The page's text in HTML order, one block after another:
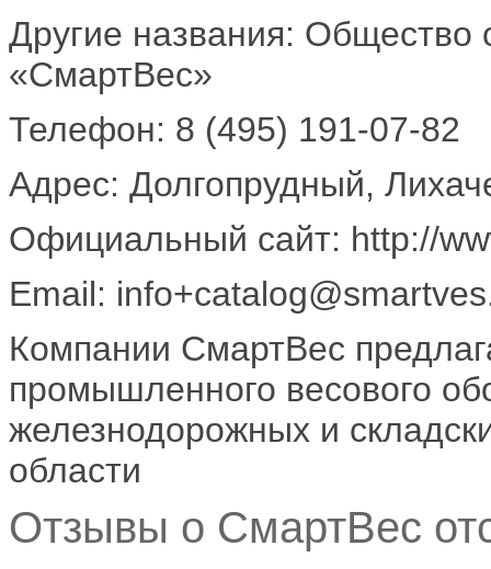
Другие названия: Общество
«СмартВес»
Телефон: 8 (495) 191-07-82
Адрес: Долгопрудный,
Официальный сайт: http://
Email:
Компании СмартВес
промышленного весового
железнодорожных и
области
Отзывы о СмартВес